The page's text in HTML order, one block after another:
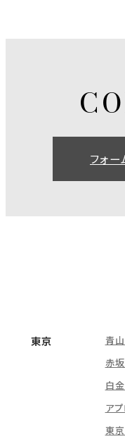
フォ
東京
青
赤
白
ア
東